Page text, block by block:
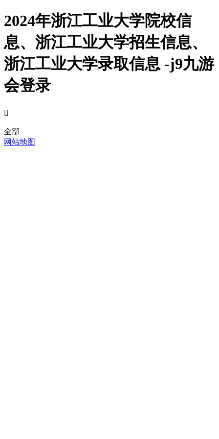
2024年浙江工业大学院校信
息、浙江工业大学招生信息、
浙江工业大学录取信息 -j9九游
会登录

全部
网站地图